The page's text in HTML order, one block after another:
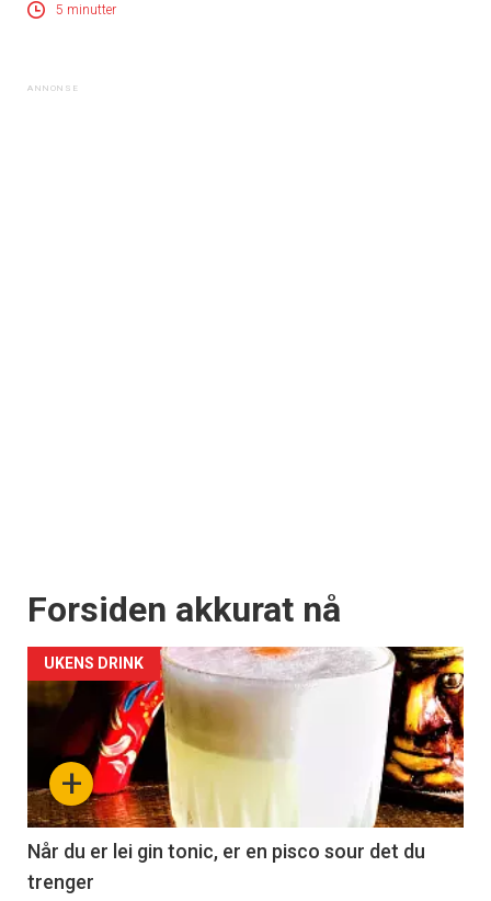
5 minutter
Forsiden akkurat nå
+
UKENS DRINK
Når du er lei gin tonic, er en pisco sour det du
trenger